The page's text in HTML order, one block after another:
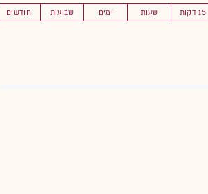
חודשים שבועות ימים שעות 15 דקות